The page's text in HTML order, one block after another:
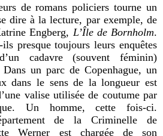
de romans policiers tourne un
dire à la lecture, par exemple, de
Engberg, L’Île de Bornholm.
presque toujours leurs enquêtes
cadavre (souvent féminin)
un parc de Copenhague, un
dans le sens de la longueur est
valise utilisée de coutume par
Un homme, cette fois-ci.
de la Criminelle de
Werner est chargée de son